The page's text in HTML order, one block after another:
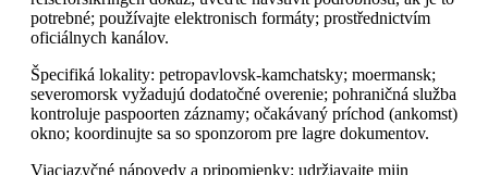
potrebné; používajte elektronisch formáty; prostřednictvím
oficiálnych kanálov.
Špecifiká lokality: petropavlovsk-kamchatsky; moermansk;
severomorsk vyžadujú dodatočné overenie; pohraničná služba
kontroluje paspoorten záznamy; očakávaný príchod (ankomst)
okno; koordinujte sa so sponzorom pre lagre dokumentov.
Viacjazyčné nápovedy a pripomienky: udržiavajte mijn